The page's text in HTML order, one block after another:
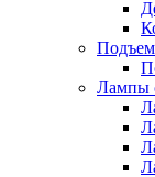
Лампы